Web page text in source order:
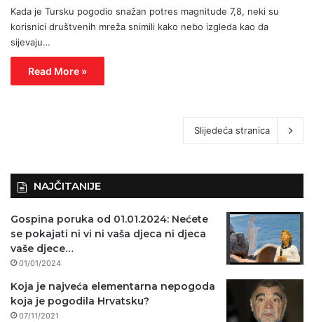
Kada je Tursku pogodio snažan potres magnitude 7,8, neki su
korisnici društvenih mreža snimili kako nebo izgleda kao da
sijevaju…
Read More »
Slijedeća stranica
NAJČITANIJE
Gospina poruka od 01.01.2024: Nećete
se pokajati ni vi ni vaša djeca ni djeca
vaše djece…
01/01/2024
Koja je najveća elementarna nepogoda
koja je pogodila Hrvatsku?
07/11/2021